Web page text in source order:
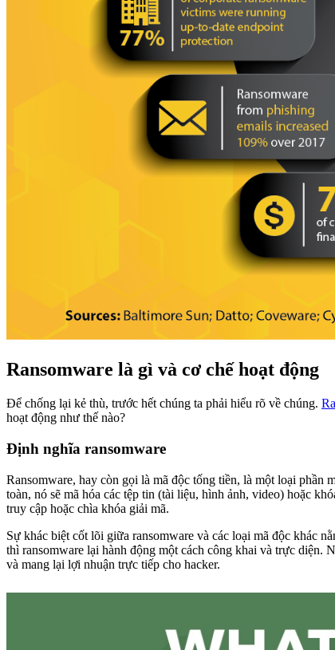
Ransomware là gì và cơ chế hoạt động
Để chống lại kẻ thù, trước hết chúng ta phải hiểu rõ về chúng.
hoạt động như thế nào?
Định nghĩa ransomware
Ransomware, hay còn gọi là mã độc tống tiền, là một loại phần
toàn, nó sẽ mã hóa các tệp tin (tài liệu, hình ảnh, video) hoặc
truy cập hoặc chìa khóa giải mã.
Sự khác biệt cốt lõi giữa ransomware và các loại mã độc khác
thì ransomware lại hành động một cách công khai và trực diện.
và mang lại lợi nhuận trực tiếp cho hacker.